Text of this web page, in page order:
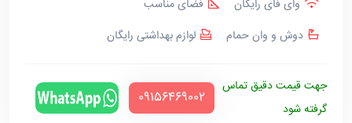
وای فای رایگان
فضای مناسب
دوش و وان حمام
لوازم بهداشتی رایگان
جهت قیمت دقیق تماس
گرفته شود
‪09156469002‬